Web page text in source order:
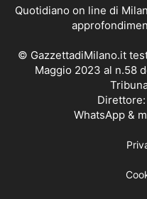
Quotidiano on line di
© GazzettadiMilano.it
Maggio 2023 al n.58
WhatsApp &